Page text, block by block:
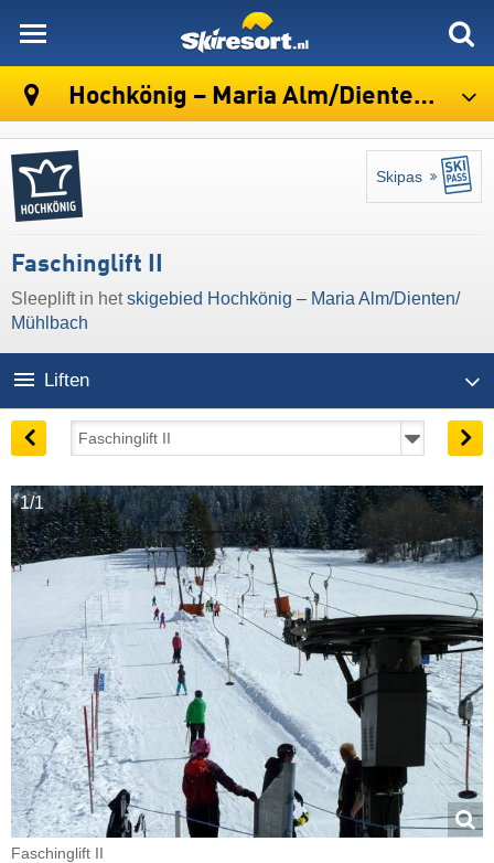
Hochkönig – Maria Alm/​Dienten/​Mühlbach
Skipas
Faschinglift II
Sleeplift in hetskigebied Hochkönig – Maria Alm/​Dienten/​
Mühlbach
Liften
1/1
Faschinglift II